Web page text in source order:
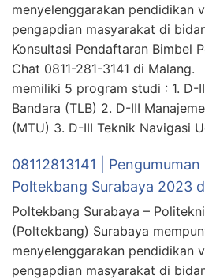
menyelenggarakan pendidikan
pengapdian masyarakat di
Konsultasi Pendaftaran Bimbel
Chat 0811-281-3141 di
memiliki 5 program studi : 1. D-
Bandara (TLB) 2. D-III
(MTU) 3. D-III Teknik Navigasi
08112813141 |
Poltekbang Surabaya 2023
Poltekbang Surabaya –
(Poltekbang) Surabaya
menyelenggarakan pendidikan
pengapdian masyarakat di